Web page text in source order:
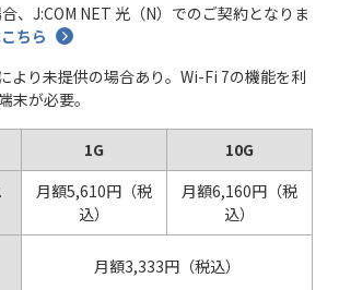
、J:COM NET 光（N）でのご契約となりま
ちら
より未提供の場合あり。Wi-Fi 7の機能を利
末が必要。
1G
10G
月額5,610円（税
込）
月額6,160円（税
込）
月額3,333円（税込）